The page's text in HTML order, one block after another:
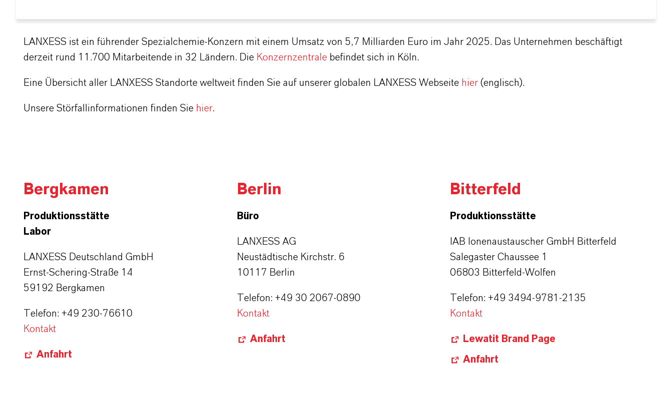
LANXESS ist ein führender Spezialchemie-Konzern mit einem Umsatz von 5,7 Milliarden Euro im Jahr 2025. Das Unternehmen beschäftigt
derzeit rund 11.700 Mitarbeitende in 32 Ländern. Die Konzernzentrale befindet sich in Köln.
Eine Übersicht aller LANXESS Standorte weltweit finden Sie auf unserer globalen LANXESS Webseite hier (englisch).
Unsere Störfallinformationen finden Sie hier.
Bergkamen
Produktionsstätte
Labor
LANXESS Deutschland GmbH
Ernst-Schering-Straße 14
59192 Bergkamen
Telefon: +49 230-76610
Kontakt
Anfahrt
Berlin
Büro
LANXESS AG
Neustädtische Kirchstr. 6
10117 Berlin
Telefon: +49 30 2067-0890
Kontakt
Anfahrt
Bitterfeld
Produktionsstätte
IAB Ionenaustauscher GmbH Bitterfeld
Salegaster Chaussee 1
06803 Bitterfeld-Wolfen
Telefon: +49 3494-9781-2135
Kontakt
Lewatit Brand Page
Anfahrt